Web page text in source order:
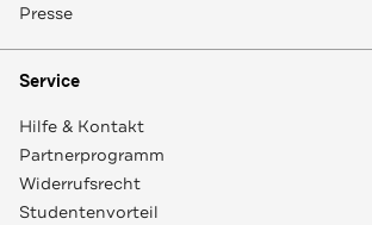
Presse
Service
Hilfe & Kontakt
Partnerprogramm
Widerrufsrecht
Studentenvorteil